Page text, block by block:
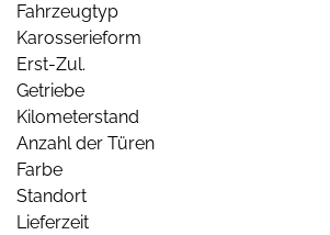
Fahrzeugtyp
Karosserieform
Erst-Zul.
Getriebe
Kilometerstand
Anzahl der Türen
Farbe
Standort
Lieferzeit